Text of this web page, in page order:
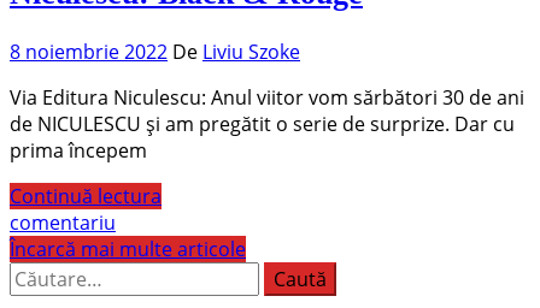
8 noiembrie 2022 De Liviu Szoke
Via Editura Niculescu: Anul viitor vom sărbători 30 de ani
de NICULESCU și am pregătit o serie de surprize. Dar cu
prima începem
Continuă lectura
comentariu
Încarcă mai multe articole
Caută
după: